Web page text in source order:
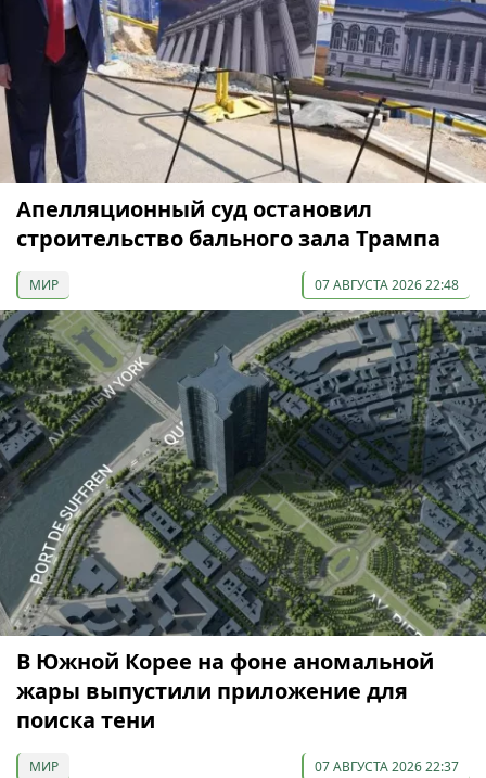
Апелляционный суд остановил
строительство бального зала Трампа
МИР 07 АВГУСТА 2026 22:48
В Южной Корее на фоне аномальной
жары выпустили приложение для
поиска тени
МИР 07 АВГУСТА 2026 22:37